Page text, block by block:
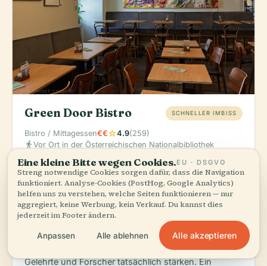
Green Door Bistro SCHNELLER IMBISS
Bistro / Mittagessen€€star4.9(259)
directions_walk Vor Ort in der Österreichischen Nationalbibliothek
Bestellen:Die täglichen Mittagsmenüs – frisch
zubereitete Hausmannskost und saisonale
österreichische Gerichte. Perfekt für ein schnelles,
hochwertiges Essen, ohne die Bibliothek verlassen zu
müssen.
Dies ist das eigene Bistro der Bibliothek, konzipiert für
Leser und Mitarbeiter; Sie essen also dort, wo sich
Gelehrte und Forscher tatsächlich stärken. Ein
Eine kleine Bitte wegen Cookies.EU · DSGVO
Streng notwendige Cookies sorgen dafür, dass die Navigation
funktioniert. Analyse-Cookies (PostHog, Google Analytics)
helfen uns zu verstehen, welche Seiten funktionieren — nur
aggregiert, keine Werbung, kein Verkauf. Du kannst dies
jederzeit im Footer ändern.
Anpassen Alle ablehnen Alle akzeptieren